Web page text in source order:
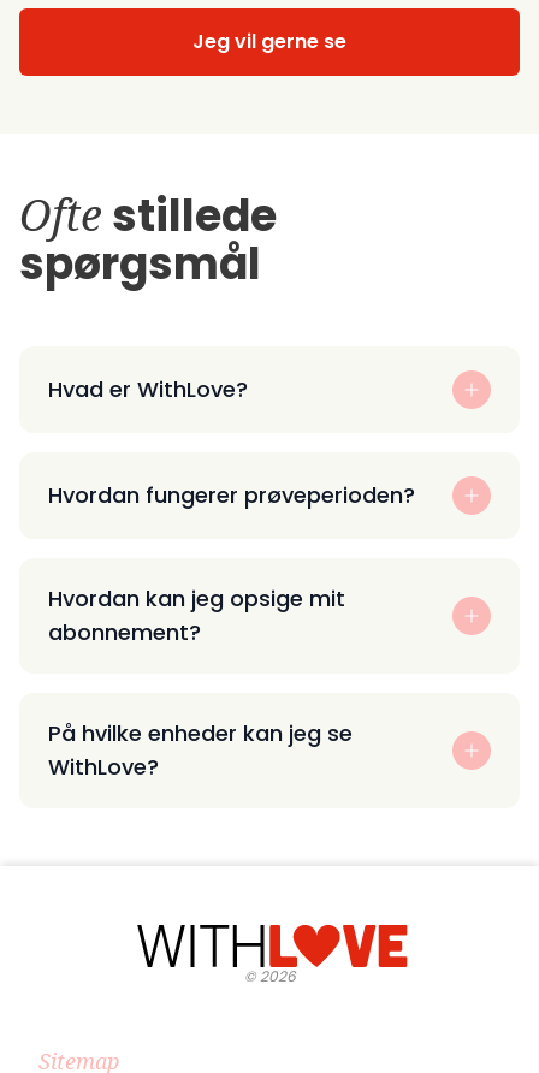
Jeg vil gerne se
Ofte stillede
spørgsmål
Hvad er WithLove?
Hvordan fungerer prøveperioden?
Hvordan kan jeg opsige mit
abonnement?
På hvilke enheder kan jeg se
WithLove?
©2026
Sitemap